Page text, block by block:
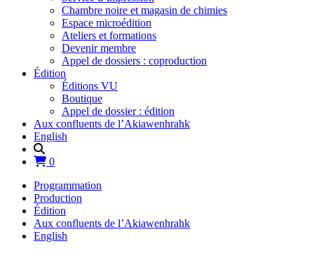
Chambre noire et magasin de chimies
Espace microédition
Ateliers et formations
Devenir membre
Appel de dossiers : coproduction
Édition
Éditions VU
Boutique
Appel de dossier : édition
Aux confluents de l’Akiawenhrahk
English
0
Programmation
Production
Édition
Aux confluents de l’Akiawenhrahk
English